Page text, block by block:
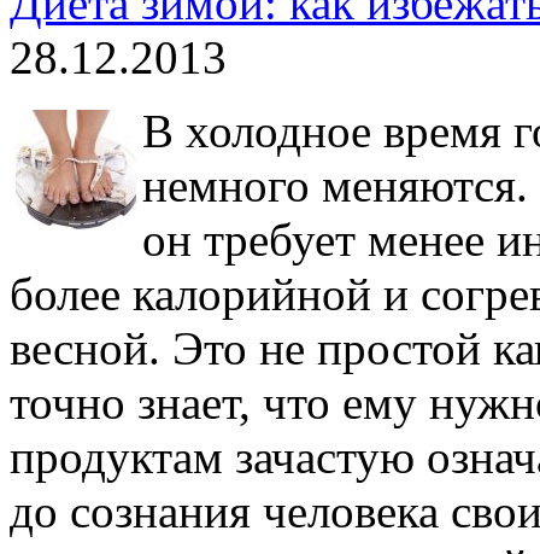
28.12.2013
В холодное время
немного
он требует менее
более калорийной и
весной. Это не простой
точно знает, что ему
продуктам зачастую
до сознания человека